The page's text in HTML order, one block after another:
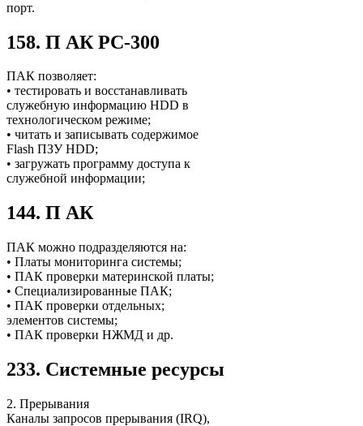
порт.
158. П АК PC-300
ПАК позволяет:
• тестировать и восстанавливать
служебную информацию HDD в
технологическом режиме;
• читать и записывать содержимое
Flash ПЗУ HDD;
• загружать программу доступа к
служебной информации;
144. П АК
ПАК можно подразделяются на:
• Платы мониторинга системы;
• ПАК проверки материнской платы;
• Специализированные ПАК;
• ПАК проверки отдельных;
элементов системы;
• ПАК проверки НЖМД и др.
233. Системные ресурсы
2. Прерывания
Каналы запросов прерывания (IRQ),